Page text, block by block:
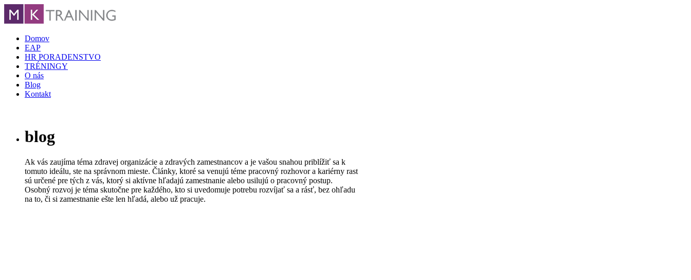
Domov
EAP
HR PORADENSTVO
TRÉNINGY
O nás
Blog
Kontakt
blog
Ak vás zaujíma téma zdravej organizácie a zdravých zamestnancov a je vašou snahou priblížiť sa k
tomuto ideálu, ste na správnom mieste. Články, ktoré sa venujú téme pracovný rozhovor a kariérny rast
sú určené pre tých z vás, ktorý si aktívne hľadajú zamestnanie alebo usilujú o pracovný postup.
Osobný rozvoj je téma skutočne pre každého, kto si uvedomuje potrebu rozvíjať sa a rásť, bez ohľadu
na to, či si zamestnanie ešte len hľadá, alebo už pracuje.